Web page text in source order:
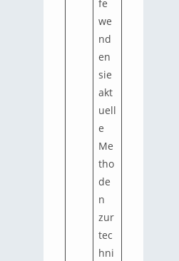
fe
we
nd
en
sie
akt
uell
e
Me
tho
de
n
zur
tec
hni